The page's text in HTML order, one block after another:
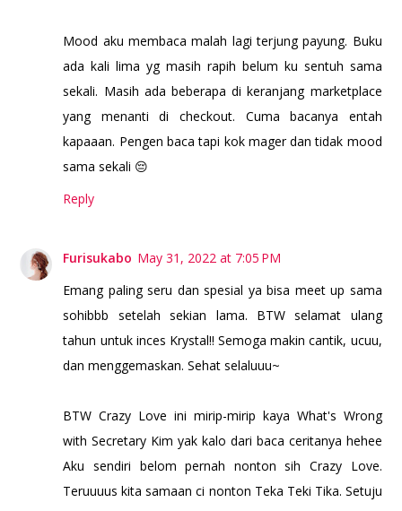
Mood aku membaca malah lagi terjung payung. Buku
ada kali lima yg masih rapih belum ku sentuh sama
sekali. Masih ada beberapa di keranjang marketplace
yang menanti di checkout. Cuma bacanya entah
kapaaan. Pengen baca tapi kok mager dan tidak mood
sama sekali 😔
Reply
Furisukabo May 31, 2022 at 7:05 PM
Emang paling seru dan spesial ya bisa meet up sama
sohibbb setelah sekian lama. BTW selamat ulang
tahun untuk inces Krystal!! Semoga makin cantik, ucuu,
dan menggemaskan. Sehat selaluuu~
BTW Crazy Love ini mirip-mirip kaya What's Wrong
with Secretary Kim yak kalo dari baca ceritanya hehee
Aku sendiri belom pernah nonton sih Crazy Love.
Teruuuus kita samaan ci nonton Teka Teki Tika. Setuju